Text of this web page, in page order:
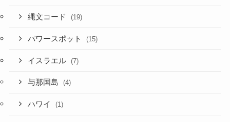
縄文コード (19)
パワースポット (15)
イスラエル (7)
与那国島 (4)
ハワイ (1)